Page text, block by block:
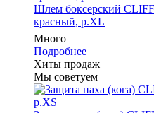
Шлем боксерский
красный, р.XL
Много
Подробнее
Хиты продаж
Мы советуем